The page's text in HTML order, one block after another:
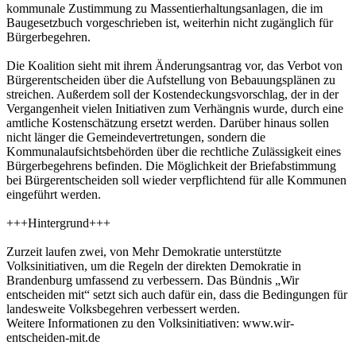
kommunale Zustimmung zu Massentierhaltungsanlagen, die im
Baugesetzbuch vorgeschrieben ist, weiterhin nicht zugänglich für
Bürgerbegehren.
Die Koalition sieht mit ihrem Änderungsantrag vor, das Verbot von
Bürgerentscheiden über die Aufstellung von Bebauungsplänen zu
streichen. Außerdem soll der Kostendeckungsvorschlag, der in der
Vergangenheit vielen Initiativen zum Verhängnis wurde, durch eine
amtliche Kostenschätzung ersetzt werden. Darüber hinaus sollen
nicht länger die Gemeindevertretungen, sondern die
Kommunalaufsichtsbehörden über die rechtliche Zulässigkeit eines
Bürgerbegehrens befinden. Die Möglichkeit der Briefabstimmung
bei Bürgerentscheiden soll wieder verpflichtend für alle Kommunen
eingeführt werden.
+++Hintergrund+++
Zurzeit laufen zwei, von Mehr Demokratie unterstützte
Volksinitiativen, um die Regeln der direkten Demokratie in
Brandenburg umfassend zu verbessern. Das Bündnis „Wir
entscheiden mit“ setzt sich auch dafür ein, dass die Bedingungen für
landesweite Volksbegehren verbessert werden.
Weitere Informationen zu den Volksinitiativen: www.wir-
entscheiden-mit.de